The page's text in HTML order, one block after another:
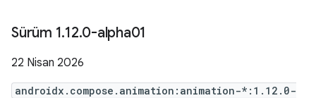
Sürüm 1.12.0-alpha01
22 Nisan 2026
androidx.compose.animation:animation-*:1.12.0-